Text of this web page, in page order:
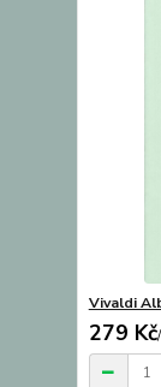
Vivaldi
279 Kč/